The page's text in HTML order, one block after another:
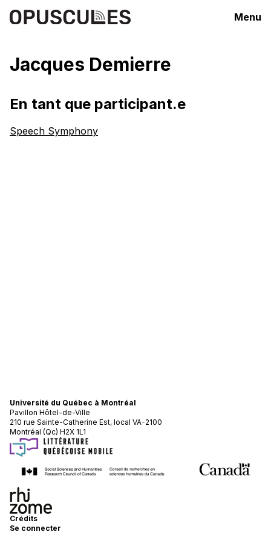
Menu
Jacques Demierre
En tant que participant.e
Speech Symphony
Université du Québec à Montréal
Pavillon Hôtel-de-Ville
210 rue Sainte-Catherine Est, local VA-2100
Montréal (Qc) H2X 1L1
Crédits
Se connecter